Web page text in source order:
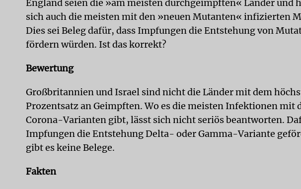
England seien die »am meisten durchgeimpften« Länder und
sich auch die meisten mit den »neuen Mutanten« infizierten
Dies sei Beleg dafür, dass Impfungen die Entstehung von
fördern würden. Ist das korrekt?
Bewertung
Großbritannien und Israel sind nicht die Länder mit dem
Prozentsatz an Geimpften. Wo es die meisten Infektionen mit
Corona-Varianten gibt, lässt sich nicht seriös beantworten.
Impfungen die Entstehung Delta- oder Gamma-Variante
gibt es keine Belege.
Fakten